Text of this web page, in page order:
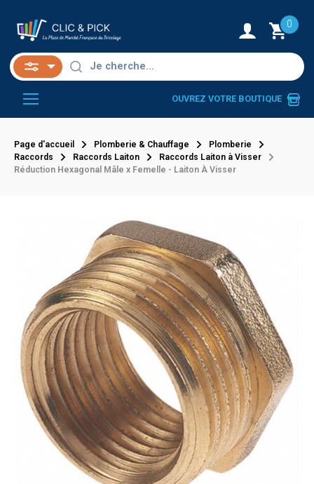
0
OUVREZ VOTRE BOUTIQUE
Page d'accueil Plomberie & Chauffage
Plomberie
Raccords
Raccords Laiton
Raccords Laiton à Visser
Réduction Hexagonal Mâle x Femelle - Laiton À Visser